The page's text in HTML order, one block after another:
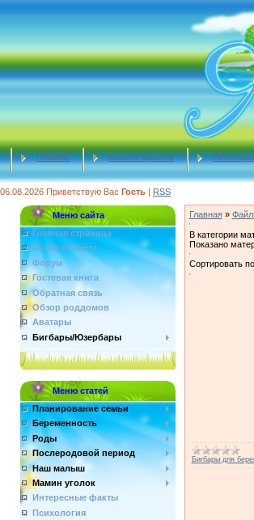
Главная Каталог файлов
06.08.2026 Приветствую Вас Гость | RSS
Меню сайта
Главная страница
Новости сайта
Форум
Гостевая книга
Обратная связь
Обзор роддомов
Аватары
Бигбары/Юзербары
Меню статей
Планирование семьи
Беременность
Роды
Послеродовой период
Наш малыш
Мамин уголок
Интересные факты
Психология
Главная»
В категории
Показано
Сортировать по
Бигбары для